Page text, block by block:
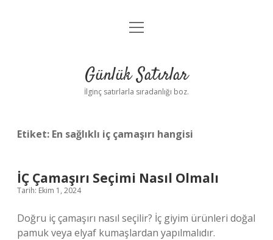
Anasayfa
Yasal Uyarı
menüyü
Günlük Satırlar
İlginç satırlarla sıradanlığı boz.
Etiket: En sağlıklı iç çamaşırı hangisi
İÇ Çamaşırı Seçimi Nasıl Olmalı
Tarih: Ekim 1, 2024
Doğru iç çamaşırı nasıl seçilir? İç giyim ürünleri doğal
pamuk veya elyaf kumaşlardan yapılmalıdır.